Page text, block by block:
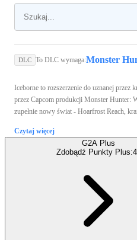
DLC To DLC wymaga:
Iceborne to rozszerzenie do uznanej
przez Capcom produkcji Monster Hunter:
zupełnie nowy świat - Hoarfrost Reach,
Czytaj więcej
G2A Plus
Zdobądź Punkty Plus: